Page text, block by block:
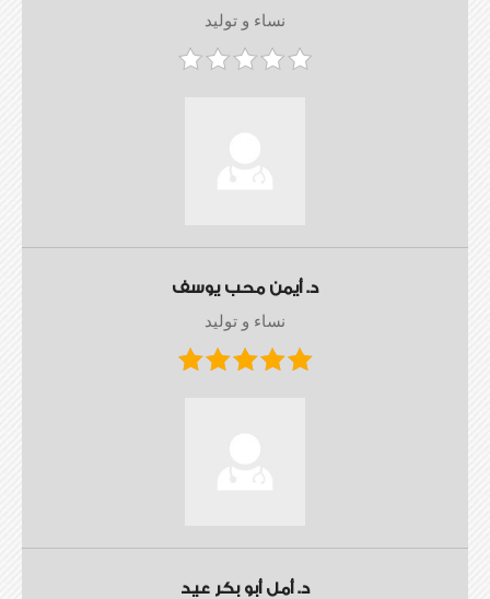
نساء و توليد
د. أيمن محب يوسف
نساء و توليد
د. أمل أبو بكر عيد